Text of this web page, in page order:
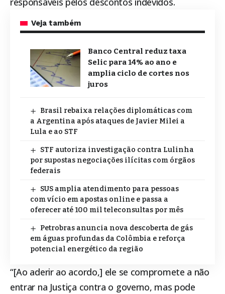
Veja também
Banco Central reduz taxa
Selic para 14% ao ano e
amplia ciclo de cortes nos
juros
Brasil rebaixa relações diplomáticas com
a Argentina após ataques de Javier Milei a
Lula e ao STF
STF autoriza investigação contra Lulinha
por supostas negociações ilícitas com órgãos
federais
SUS amplia atendimento para pessoas
com vício em apostas online e passa a
oferecer até 100 mil teleconsultas por mês
Petrobras anuncia nova descoberta de gás
em águas profundas da Colômbia e reforça
potencial energético da região
“[Ao aderir ao acordo,] ele se compromete a não
entrar na Justiça contra o governo, mas pode